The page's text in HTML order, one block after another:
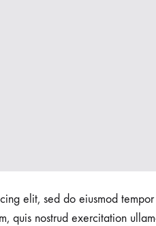
elit, sed do eiusmod
quis nostrud exercitation